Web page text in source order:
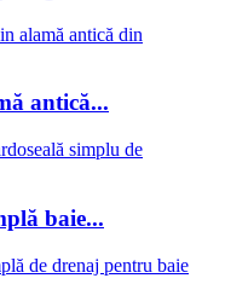
antică...
baie...